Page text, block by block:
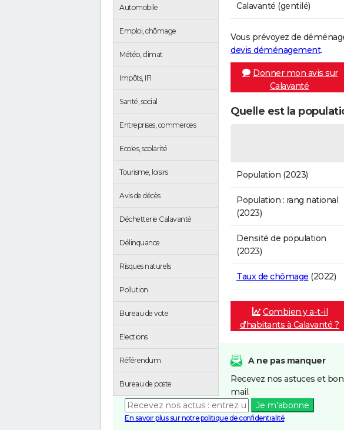
Automobile
Emploi, chômage
Météo, climat
Impôts, IFI
Santé, social
Entreprises, commerces
Ecoles, scolarité
Tourisme, loisirs
Avis de décès
Déchetterie Calavanté
Délinquance
Risques naturels
Pollution
Bureau de vote
Elections
Référendum
Bureau de poste
Calavanté (gentilé)
Vous prévoyez de
devis déménagement.
Donner mon avis sur
Calavanté
Quelle est la
Population (2023)
Population : rang national
(2023)
Densité de population
(2023)
Taux de chômage (2022)
Combien y a-t-il
d'habitants à Calavanté ?
A ne pas manquer
Recevez nos astuces et
mail.
Je m'abonne
En savoir plus sur notre politique de confidentialité